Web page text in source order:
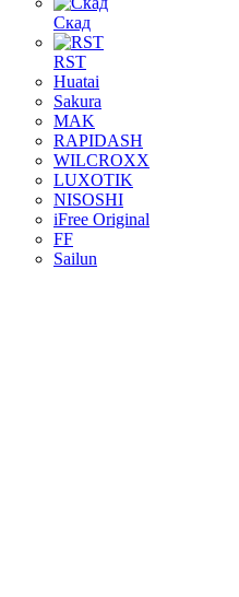
Скад
RST
Huatai
Sakura
MAK
RAPIDASH
WILCROXX
LUXOTIK
NISOSHI
iFree Original
FF
Sailun